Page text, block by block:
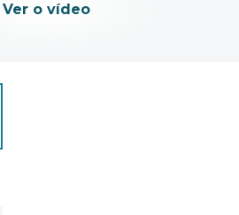
Ver o vídeo